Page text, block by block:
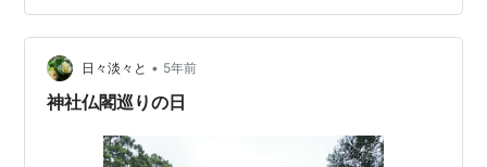
地には そのような汚れなき 天の意思とも言える 全てを
包容し 育み培う愛が 流れ流れて 野も山も 川も地も 全て
が愛により 形成されている 我々は皆 その上に…
日々淡々と • 5年前
神社仏閣巡りの日